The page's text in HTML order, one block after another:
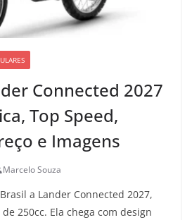
Connected 2027
Top Speed,
e Imagens
Marcelo Souza
a Lander Connected 2027,
250cc. Ela chega com design